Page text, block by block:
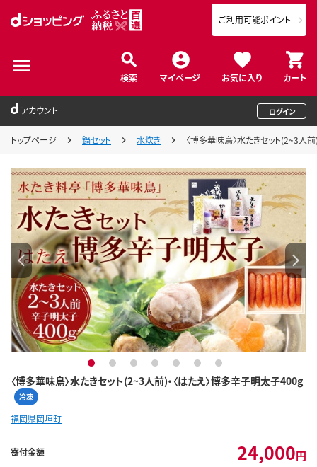
検索 マイページ お気に入り カート
ご利用可能ポイント
アカウント ログイン
トップページ 鍋セット 水炊き 〈博多華味鳥〉水たきセット(2~3人
〈博多華味鳥〉水たきセット(2~3人前)・〈はたえ〉博多辛子明太子400g
冷凍
1 2 3 4 5 6 7
福岡県岡垣町
寄付金額 24,000円